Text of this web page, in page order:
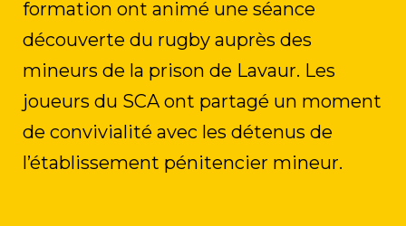
formation ont animé une séance
découverte du rugby auprès des
mineurs de la prison de Lavaur. Les
joueurs du SCA ont partagé un moment
de convivialité avec les détenus de
l’établissement pénitencier mineur.